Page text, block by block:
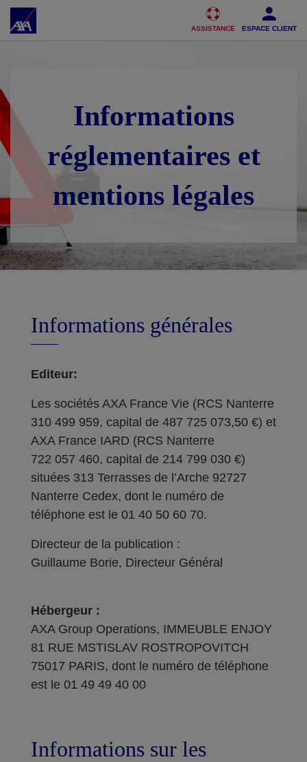
Accéder au Contenu Accéder au Pied de page
ASSISTANCE ESPACE CLIENT
Informations
réglementaires et
mentions légales
Informations générales
Editeur:
Les sociétés AXA France Vie (RCS Nanterre
310 499 959, capital de 487 725 073,50 €) et
AXA France IARD (RCS Nanterre
722 057 460, capital de 214 799 030 €)
situées 313 Terrasses de l’Arche 92727
Nanterre Cedex, dont le numéro de
téléphone est le 01 40 50 60 70.
Directeur de la publication :
Guillaume Borie, Directeur Général
Hébergeur :
AXA Group Operations, IMMEUBLE ENJOY
81 RUE MSTISLAV ROSTROPOVITCH
75017 PARIS, dont le numéro de téléphone
est le 01 49 49 40 00
Informations sur les